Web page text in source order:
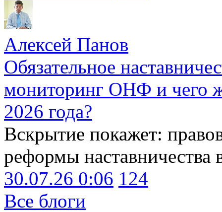
Алексей Панов
Обязательное
мониторинг ОНФ и чего
2026 года?
Вскрытие покажет:
реформы наставничества
30.07.26 0:06 124
Все блоги